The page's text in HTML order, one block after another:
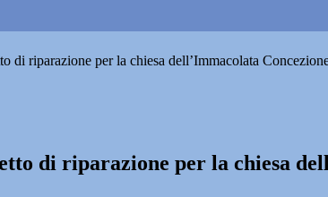
di riparazione per la chiesa dell’Immacolata
di riparazione per la chiesa